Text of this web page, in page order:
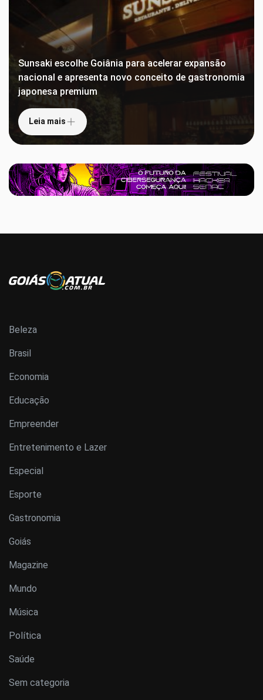
Sunsaki escolhe Goiânia para acelerar expansão
nacional e apresenta novo conceito de gastronomia
japonesa premium
Leia mais
Beleza
Brasil
Economia
Educação
Empreender
Entretenimento e Lazer
Especial
Esporte
Gastronomia
Goiás
Magazine
Mundo
Música
Política
Saúde
Sem categoria